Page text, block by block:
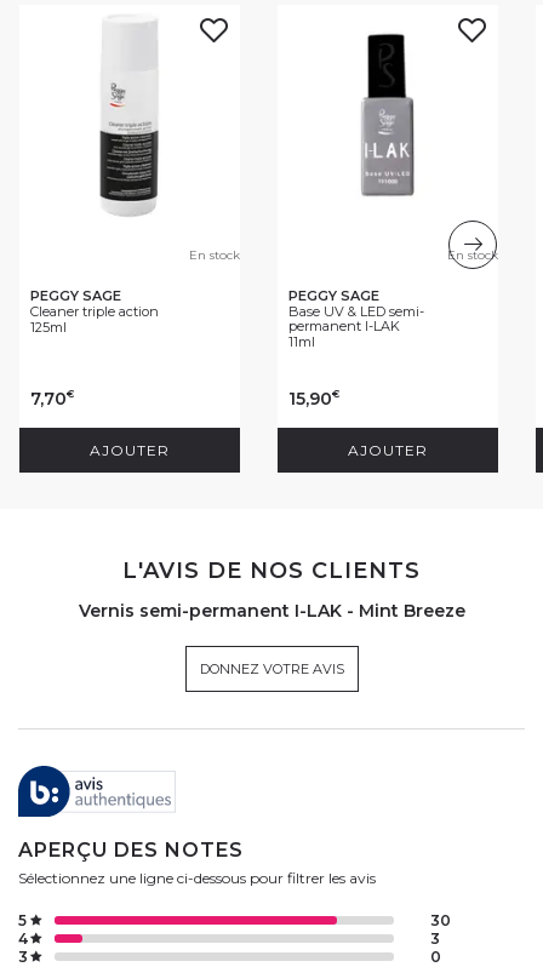
En stock
PEGGY SAGE
Cleaner triple action
125ml
7,70€
AJOUTER
En stock
PEGGY SAGE
Base UV & LED semi-
permanent I-LAK
11ml
15,90€
AJOUTER
L'AVIS DE NOS CLIENTS
Vernis semi-permanent I-LAK - Mint Breeze
DONNEZ VOTRE AVIS
APERÇU DES NOTES
Sélectionnez une ligne ci-dessous pour filtrer les avis
3 0
4 3
5 30